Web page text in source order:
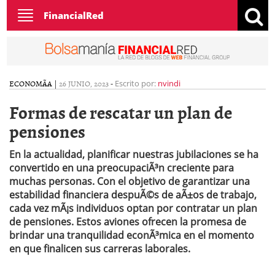
Toggle
navigation
FinancialRed
ECONOMÃ­A | 26 JUNIO, 2023- Escrito por: nvindi
Formas de rescatar un plan de
pensiones
En la actualidad, planificar nuestras jubilaciones se ha
convertido en una preocupaciÃ³n creciente para
muchas personas. Con el objetivo de garantizar una
estabilidad financiera despuÃ©s de aÃ±os de trabajo,
cada vez mÃ¡s individuos optan por contratar un plan
de pensiones. Estos aviones ofrecen la promesa de
brindar una tranquilidad econÃ³mica en el momento
en que finalicen sus carreras laborales.